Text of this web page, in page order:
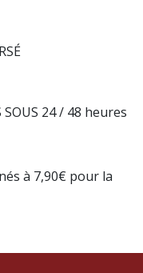
SOUS 24 / 48 heures
à 7,90€ pour la